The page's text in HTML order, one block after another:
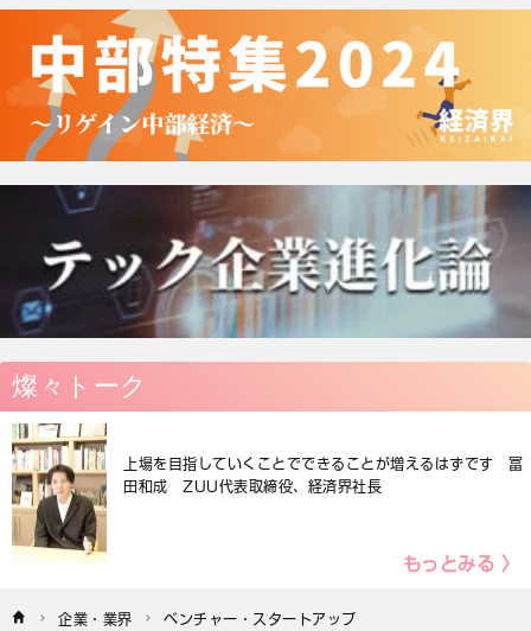
燦々トーク
上場を目指していくことでできることが増えるはずです 冨
田和成 ZUU代表取締役、経済界社長
もっとみる 〉
企業・業界 ベンチャー・スタートアップ